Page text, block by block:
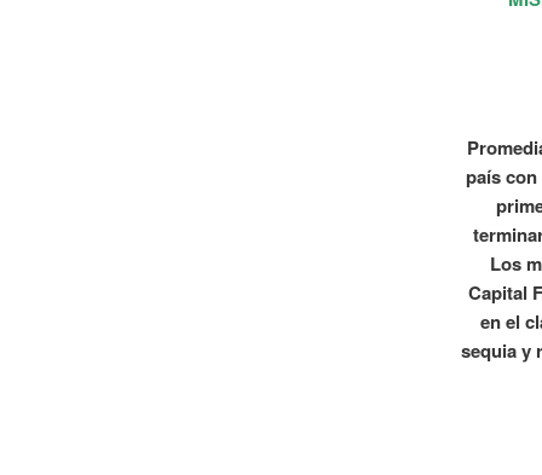
país
Los
Capital
en el
sequia y